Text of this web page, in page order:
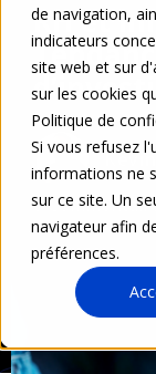
de navigation,
indicateurs
site web et sur
sur les cookies
Politique de
Si vous refusez
informations ne
sur ce site. Un
navigateur afin
préférences.
RH et
0